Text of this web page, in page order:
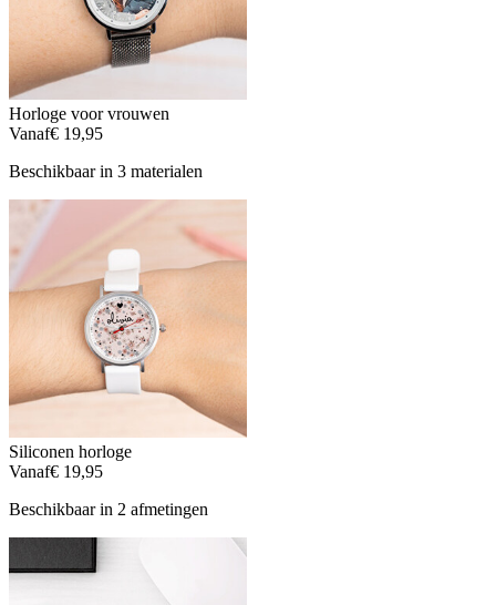
Horloge voor vrouwen
Vanaf€ 19,95
Beschikbaar in 3 materialen
Siliconen horloge
Vanaf€ 19,95
Beschikbaar in 2 afmetingen